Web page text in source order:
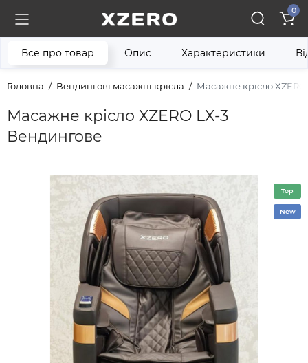
0
Головна Вендингові масажні крісла Масажне крісло
Масажне крісло XZERO LX-3
Вендингове
Все про товар Опис Характеристики
Top
New